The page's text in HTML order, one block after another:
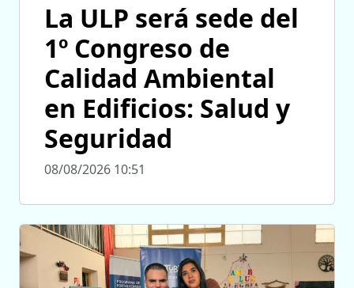
La ULP será sede del
1º Congreso de
Calidad Ambiental
en Edificios: Salud y
Seguridad
08/08/2026 10:51